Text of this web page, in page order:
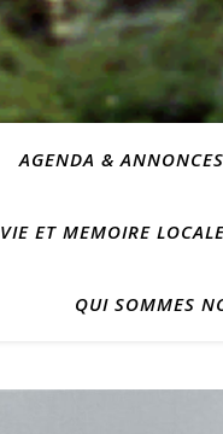
AGENDA & ANNONCES
VIE ET MEMOIRE
QUI SOMMES